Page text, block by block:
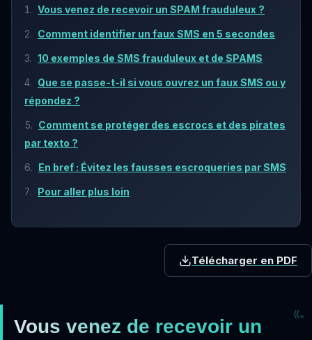
Vous venez de recevoir un SPAM frauduleux ?
Comment identifier un faux SMS en 5 secondes
10 exemples de SMS frauduleux et de SPAMS
Que se passe-t-il si vous ouvrez un faux SMS ou y
répondez ?
Comment se protéger des escrocs et des pirates
par texto ?
En bref : Évitez les fausses escroqueries par SMS
Pour aller plus loin
Télécharger en PDF
Vous venez de recevoir un